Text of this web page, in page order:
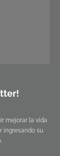
mejorar la vida
ingresando su